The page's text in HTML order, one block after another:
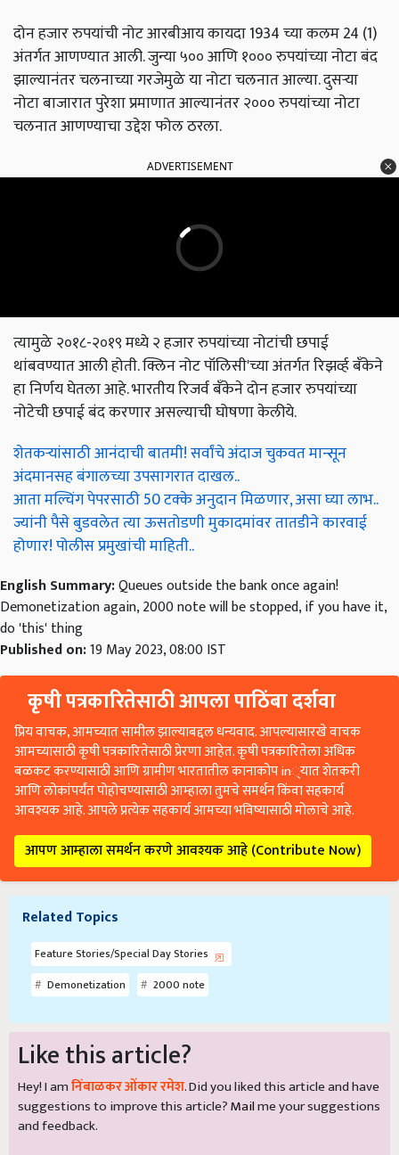
दोन हजार रुपयांची नोट आरबीआय कायदा 1934 च्या कलम 24 (1)
अंतर्गत आणण्यात आली. जुन्या ५०० आणि १००० रुपयांच्या नोटा बंद
झाल्यानंतर चलनाच्या गरजेमुळे या नोटा चलनात आल्या. दुसऱ्या
नोटा बाजारात पुरेशा प्रमाणात आल्यानंतर २००० रुपयांच्या नोटा
चलनात आणण्याचा उद्देश फोल ठरला.
ADVERTISEMENT
त्यामुळे २०१८-२०१९ मध्ये २ हजार रुपयांच्या नोटांची छपाई
थांबवण्यात आली होती. क्लिन नोट पॉलिसी'च्या अंतर्गत रिझर्व्ह बँकेने
हा निर्णय घेतला आहे. भारतीय रिजर्व बँकेने दोन हजार रुपयांच्या
नोटेची छपाई बंद करणार असल्याची घोषणा केलीये.
शेतकऱ्यांसाठी आनंदाची बातमी! सर्वांचे अंदाज चुकवत मान्सून
अंदमानसह बंगालच्या उपसागरात दाखल..
आता मल्चिंग पेपरसाठी 50 टक्के अनुदान मिळणार, असा घ्या लाभ..
ज्यांनी पैसे बुडवलेत त्या ऊसतोडणी मुकादमांवर तातडीने कारवाई
होणार! पोलीस प्रमुखांची माहिती..
English Summary:Queues outside the bank once again!
Demonetization again, 2000 note will be stopped, if you have it,
do 'this' thing
Published on:19 May 2023, 08:00 IST
कृषी पत्रकारितेसाठी आपला पाठिंबा दर्शवा
प्रिय वाचक, आमच्यात सामील झाल्याबद्दल धन्यवाद. आपल्यासारखे वाचक
आमच्यासाठी कृषी पत्रकारितेसाठी प्रेरणा आहेत. कृषी पत्रकारितेला अधिक
बळकट करण्यासाठी आणि ग्रामीण भारतातील कानाकोप in्यात शेतकरी
आणि लोकांपर्यंत पोहोचण्यासाठी आम्हाला तुमचे समर्थन किंवा सहकार्य
आवश्यक आहे. आपले प्रत्येक सहकार्य आमच्या भविष्यासाठी मोलाचे आहे.
आपण आम्हाला समर्थन करणे आवश्यक आहे (Contribute Now)
Related Topics
Feature Stories/Special Day Stories
Demonetization
2000 note
Like this article?
Hey! I amनिंबाळकर ओंकार रमेश. Did you liked this article and have
suggestions to improve this article?Mailme your suggestions
and feedback.